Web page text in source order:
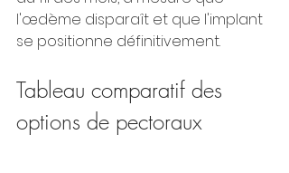
l'œdème disparaît et que l'implant
se positionne définitivement.
Tableau comparatif des
options de pectoraux